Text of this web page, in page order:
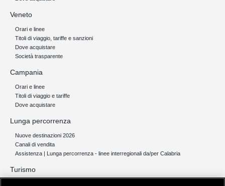
Veneto
Orari e linee
Titoli di viaggio, tariffe e sanzioni
Dove acquistare
Società trasparente
Campania
Orari e linee
Titoli di viaggio e tariffe
Dove acquistare
Lunga percorrenza
Nuove destinazioni 2026
Canali di vendita
Assistenza | Lunga percorrenza - linee interregionali da/per Calabria
Turismo